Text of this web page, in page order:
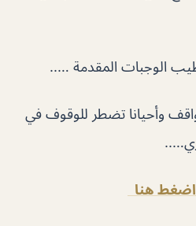
الوجبات المقدمة …..
وأحيانا تضطر للوقوف في
اضغط هنا